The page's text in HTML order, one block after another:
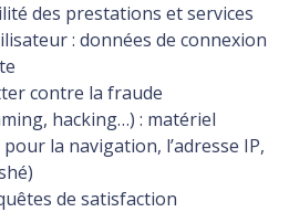
des prestations et services
: données de connexion
contre la fraude
hacking…) : matériel
la navigation, l’adresse IP,
de satisfaction